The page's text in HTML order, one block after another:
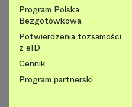
Program Polska
Bezgotówkowa
Potwierdzenia tożsamości
z eID
Cennik
Program partnerski